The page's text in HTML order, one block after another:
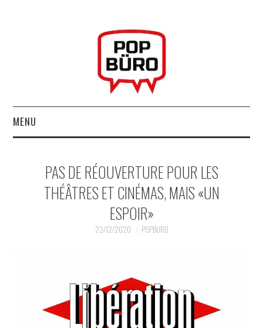
MENU
MUSIQUESACTUELLES.NET
PAS DE RÉOUVERTURE POUR LES
THÉÂTRES ET CINÉMAS, MAIS «UN
ESPOIR»
23/12/2020 POPBURO